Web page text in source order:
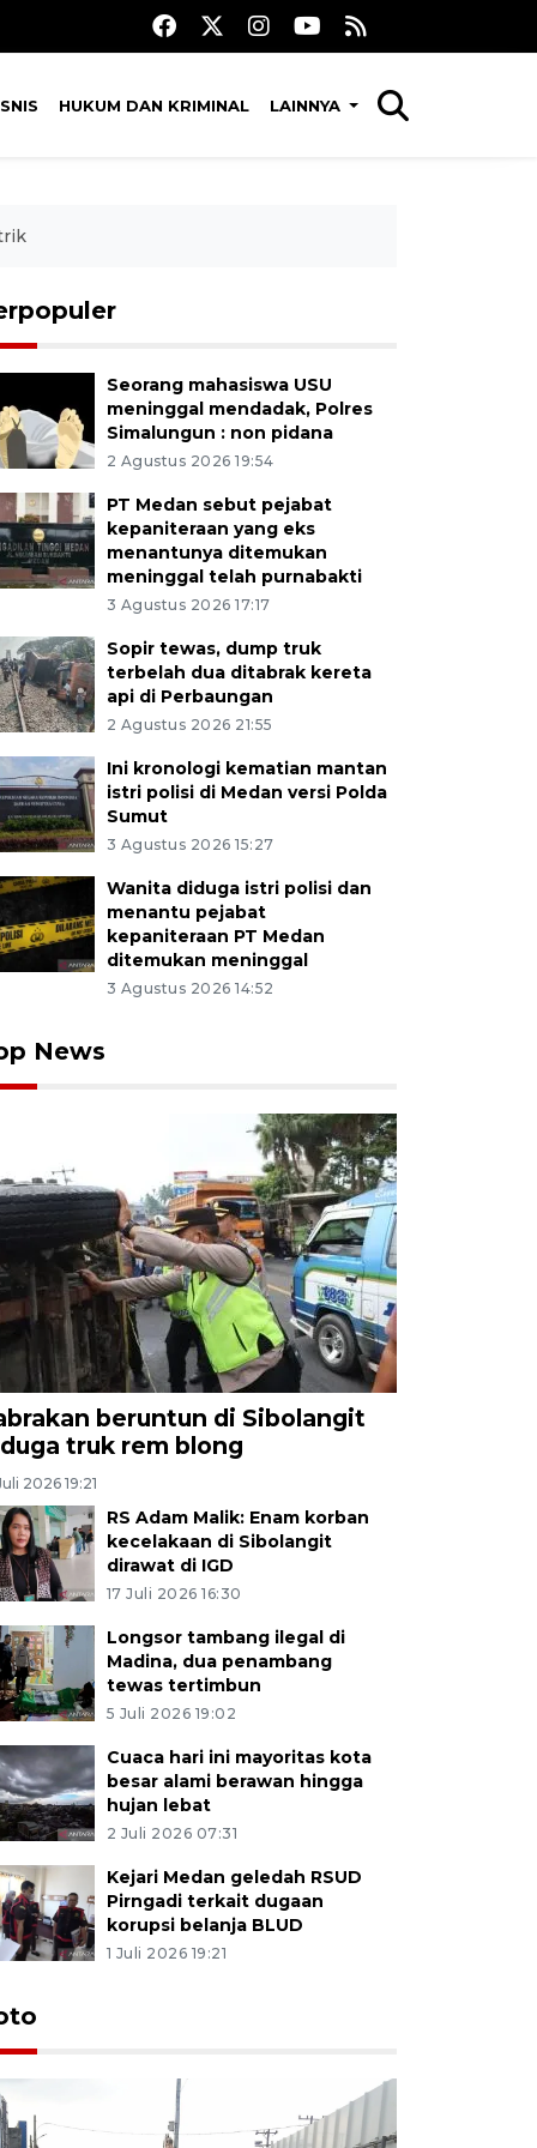
HUKUM DAN KRIMINAL LAINNYA
Seorang mahasiswa USU
meninggal mendadak, Polres
Simalungun : non pidana
2 Agustus 2026 19:54
PT Medan sebut pejabat
kepaniteraan yang eks
menantunya ditemukan
meninggal telah purnabakti
3 Agustus 2026 17:17
Sopir tewas, dump truk
terbelah dua ditabrak kereta
api di Perbaungan
2 Agustus 2026 21:55
Ini kronologi kematian mantan
istri polisi di Medan versi Polda
Sumut
3 Agustus 2026 15:27
Wanita diduga istri polisi dan
menantu pejabat
kepaniteraan PT Medan
ditemukan meninggal
3 Agustus 2026 14:52
News
beruntun di Sibolangit
truk rem blong
2026 19:21
RS Adam Malik: Enam korban
kecelakaan di Sibolangit
dirawat di IGD
17 Juli 2026 16:30
Longsor tambang ilegal di
Madina, dua penambang
tewas tertimbun
5 Juli 2026 19:02
Cuaca hari ini mayoritas kota
besar alami berawan hingga
hujan lebat
2 Juli 2026 07:31
Kejari Medan geledah RSUD
Pirngadi terkait dugaan
korupsi belanja BLUD
1 Juli 2026 19:21